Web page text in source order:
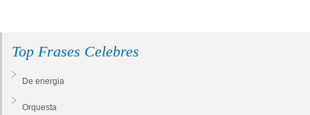
Top Frases Celebres
De energia
Orquesta